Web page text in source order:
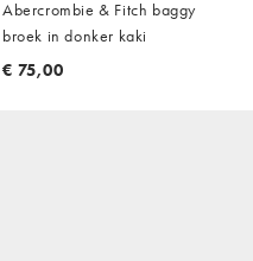
Abercrombie & Fitch baggy
broek in donker kaki
€ 75,00